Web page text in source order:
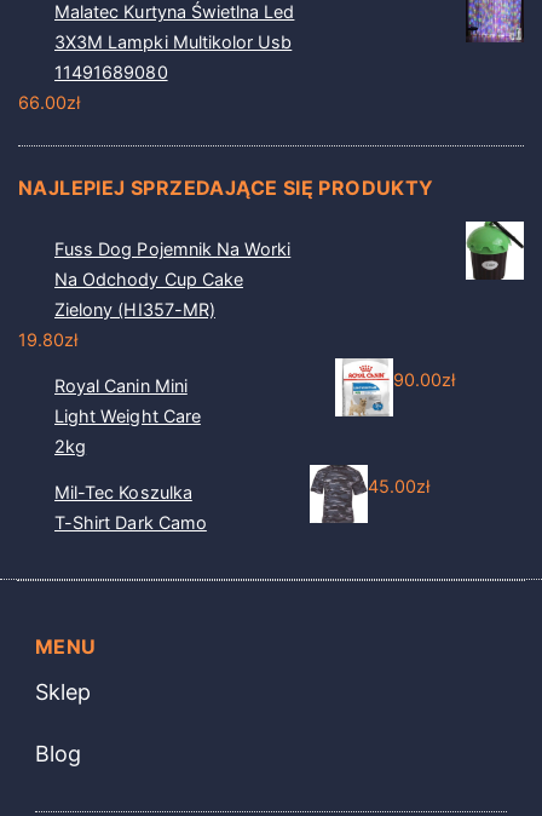
Malatec Kurtyna Świetlna Led
3X3M Lampki Multikolor Usb
11491689080
66.00zł
NAJLEPIEJ SPRZEDAJĄCE SIĘ PRODUKTY
Fuss Dog Pojemnik Na Worki
Na Odchody Cup Cake
Zielony (HI357-MR)
19.80zł
Royal Canin Mini
Light Weight Care
2kg
90.00zł
Mil-Tec Koszulka
T-Shirt Dark Camo
45.00zł
MENU
Sklep
Blog